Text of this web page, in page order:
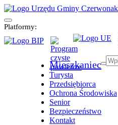
Platformy:
Mieszkaniec
Turysta
Przedsiębiorca
Ochrona Środowiska
Senior
Bezpieczeństwo
Kontakt